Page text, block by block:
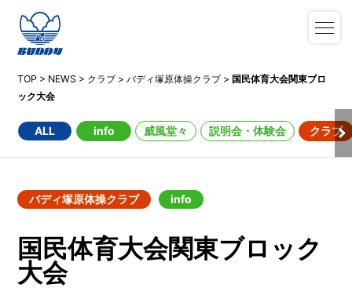
TOP > NEWS > クラブ >バディ塚原体操クラブ > 国民体育大会関東ブロ
ック大会
ALL info 威風堂々 説明会・体験会 クラブ
バディ塚原体操クラブ info
国民体育大会関東ブロック
大会